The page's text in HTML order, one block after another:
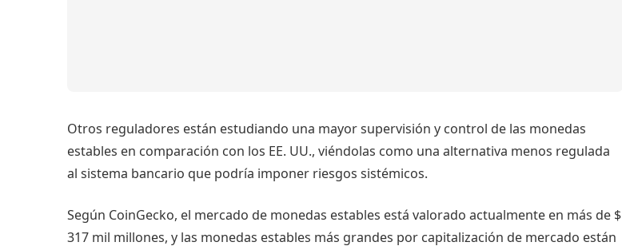
Otros reguladores están estudiando una mayor supervisión y control de las monedas
estables en comparación con los EE. UU., viéndolas como una alternativa menos regulada
al sistema bancario que podría imponer riesgos sistémicos.
Según CoinGecko, el mercado de monedas estables está valorado actualmente en más de $
317 mil millones, y las monedas estables más grandes por capitalización de mercado están